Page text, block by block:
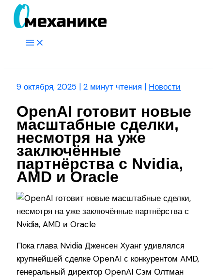
Перейти
Main
9 октября, 2025 |2 минут чтения | Новости
OpenAI готовит новые
масштабные сделки,
несмотря на уже
заключённые
партнёрства с Nvidia,
AMD и Oracle
Пока глава Nvidia Дженсен Хуанг удивлялся
крупнейшей сделке OpenAI с конкурентом AMD,
генеральный директор OpenAI Сэм Олтман